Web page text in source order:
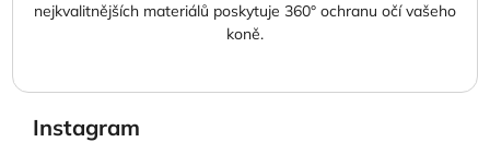
nejkvalitnějších materiálů poskytuje 360° ochranu očí vašeho
koně.
Instagram